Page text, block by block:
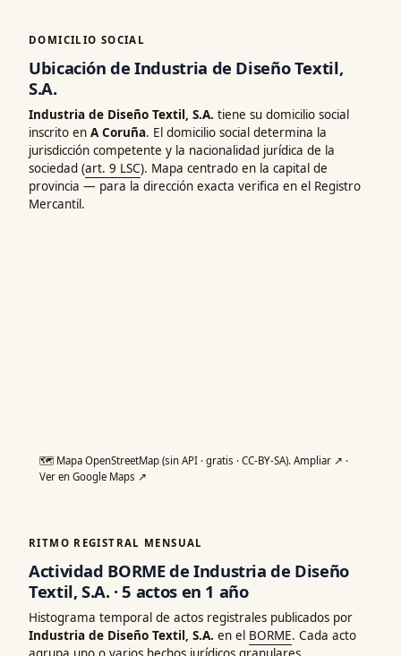
DOMICILIO SOCIAL
Ubicación de Industria de Diseño Textil,
S.A.
Industria de Diseño Textil, S.A. tiene su domicilio social
inscrito en A Coruña. El domicilio social determina la
jurisdicción competente y la nacionalidad jurídica de la
sociedad (art. 9 LSC). Mapa centrado en la capital de
provincia — para la dirección exacta verifica en el Registro
Mercantil.
🗺️ Mapa OpenStreetMap (sin API · gratis · CC-BY-SA). Ampliar ↗ ·
Ver en Google Maps ↗
RITMO REGISTRAL MENSUAL
Actividad BORME de Industria de Diseño
Textil, S.A. · 5 actos en 1 año
Histograma temporal de actos registrales publicados por
Industria de Diseño Textil, S.A. en el BORME. Cada acto